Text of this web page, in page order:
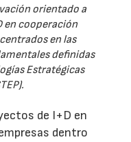
orientado a
en cooperación
en las
definidas
Estratégicas
de I+D en
dentro